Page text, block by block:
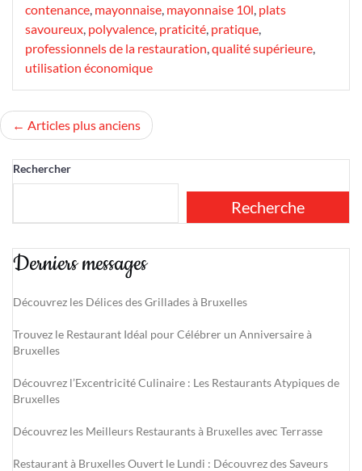
Professionnels
Restauration
contenance mayonnaise mayonnaise 10l plats
savoureux polyvalence praticité pratique
professionnels de la restauration qualité supérieure
utilisation économique
Navigation
des
articles
Articles plus anciens
Rechercher
Recherche
Derniers messages
Découvrez les Délices des Grillades à Bruxelles
Trouvez le Restaurant Idéal pour Célébrer un Anniversaire à
Bruxelles
Découvrez l’Excentricité Culinaire : Les Restaurants Atypiques de
Bruxelles
Découvrez les Meilleurs Restaurants à Bruxelles avec Terrasse
Restaurant à Bruxelles Ouvert le Lundi : Découvrez des Saveurs